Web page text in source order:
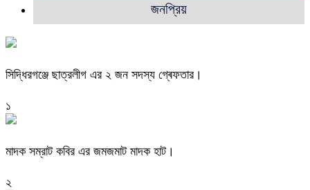
জনপ্রিয়
সিদ্ধিরগঞ্জে ছাত্রলীগ এর ২ জন সদস্য গ্ৰেফতার।
১
মাদক সম্রাট কবির এর জমজমাট মাদক হাট।
২